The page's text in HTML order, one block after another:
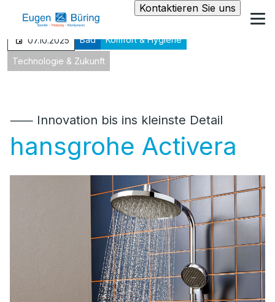
Kontaktieren Sie uns
07.10.2025 Bad Komfort & Hygiene
Technologie & Zukunft
⸺ Innovation bis ins kleinste Detail
hansgrohe Activera